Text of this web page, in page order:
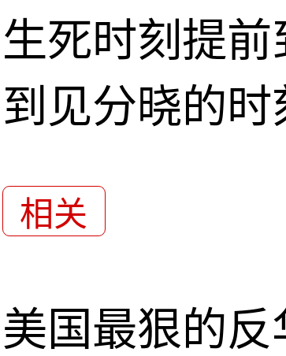
生死时刻提
到见分晓的时
相关
美国最狠的